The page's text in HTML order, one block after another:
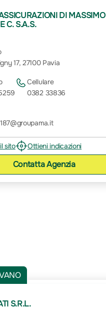
DI MASSIMO
C. S.A.S.
17, 27100 Pavia
Cellulare
0382 33836
sito Ottieni indicazioni
ContattaAgenzia
S.R.L.